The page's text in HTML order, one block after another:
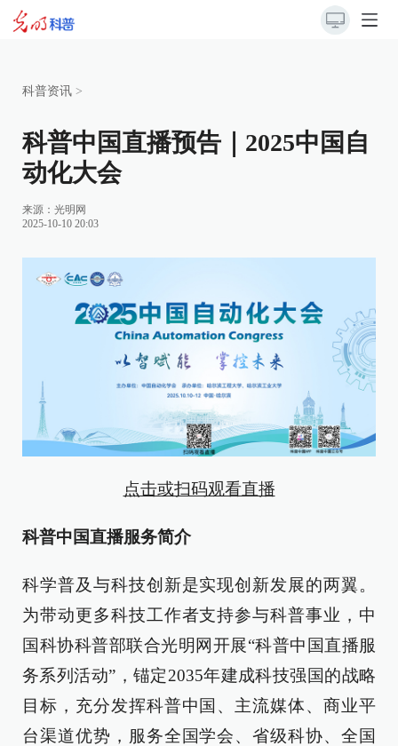
科普资讯 >
科普中国直播预告｜2025中国自
动化大会
来源： 光明网
2025-10-10 20:03
点击或扫码观看直播
科普中国直播服务简介
科学普及与科技创新是实现创新发展的两翼。
为带动更多科技工作者支持参与科普事业，中
国科协科普部联合光明网开展“科普中国直播服
务系列活动”，锚定2035年建成科技强国的战略
目标，充分发挥科普中国、主流媒体、商业平
台渠道优势，服务全国学会、省级科协、全国